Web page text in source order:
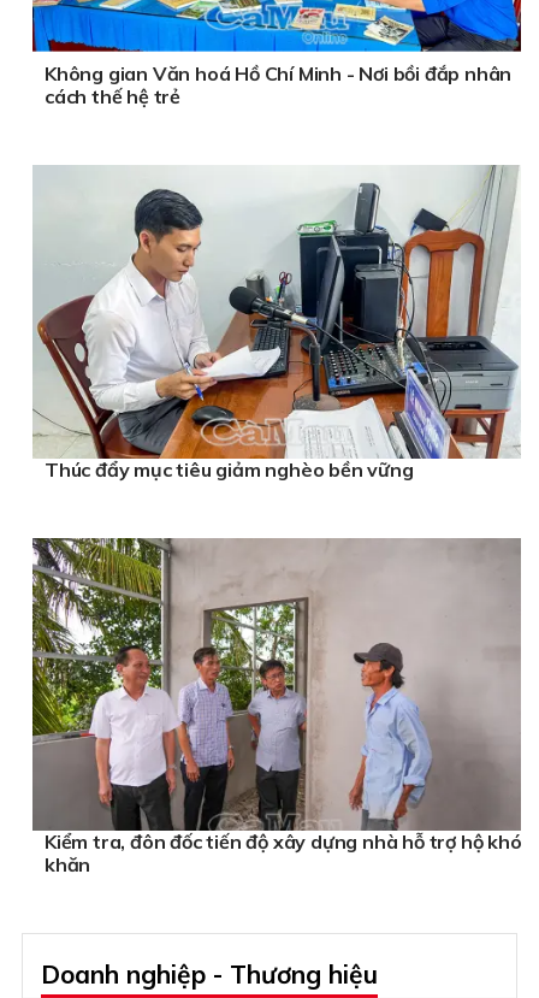
Không gian Văn hoá Hồ Chí Minh - Nơi bồi đắp nhân
cách thế hệ trẻ
Thúc đẩy mục tiêu giảm nghèo bền vững
Kiểm tra, đôn đốc tiến độ xây dựng nhà hỗ trợ hộ khó
khăn
Doanh nghiệp - Thương hiệu